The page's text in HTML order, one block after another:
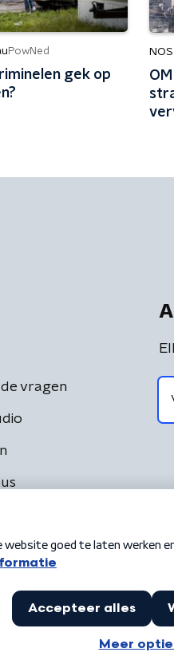
PowNed
gek op
vragen